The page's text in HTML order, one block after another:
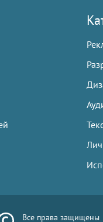
Все права защищены